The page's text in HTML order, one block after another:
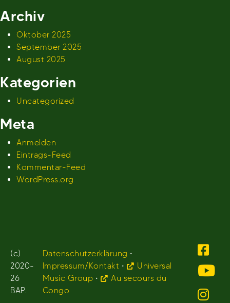
Archiv
Oktober 2025
September 2025
August 2025
Kategorien
Uncategorized
Meta
Anmelden
Eintrags-Feed
Kommentar-Feed
WordPress.org
(c)
2020-
26
BAP.
Datenschutzerklärung •
Impressum/Kontakt •
Universal
Music Group •
Au secours du
Congo